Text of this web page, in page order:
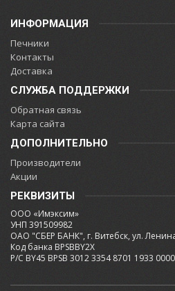
ИНФОРМАЦИЯ
Печники
Контакты
Доставка
СЛУЖБА ПОДДЕРЖКИ
Обратная связь
Карта сайта
ДОПОЛНИТЕЛЬНО
Производители
Акции
РЕКВИЗИТЫ
ООО «Имэксим»
УНП 391509982
ОАО "СБЕР БАНК", г. Витебск, ул.
Код банка BPSBBY2X
Р/С BY45 BPSB 3012 3354 8701 1933 0000